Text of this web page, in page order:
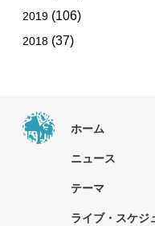
2019 (106)
2018 (37)
ホーム
ニュース
テーマ
ライブ・スケジ